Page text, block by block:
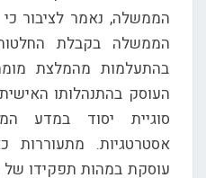
הממשלה, נאמר לציבור
הממשלה בקבלת החלטות
בהתעלמות מהמלצת
העוסק בהתנהלותו
סוגיית יסוד במדע
אסטרטגיות.
עוסקת במהות תפקידו של